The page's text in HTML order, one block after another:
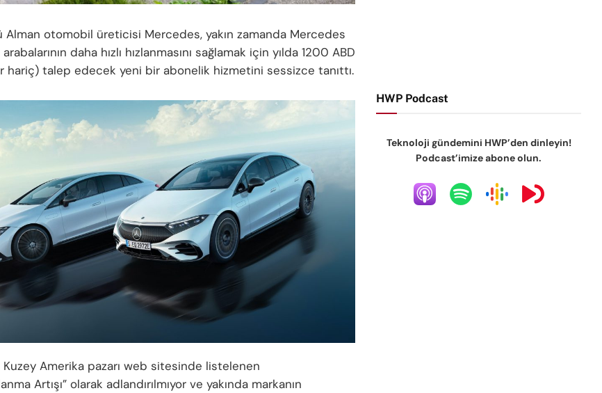
Alman otomobil üreticisi Mercedes, yakın zamanda Mercedes
daha hızlı hızlanmasını sağlamak için yılda 1200 ABD
hariç) talep edecek yeni bir abonelik hizmetini sessizce tanıttı.
Amerika pazarı web sitesinde listelenen
Artışı” olarak adlandırılmıyor ve yakında markanın
HWP Podcast
Teknoloji gündemini HWP’den dinleyin!
Podcast’imize abone olun.